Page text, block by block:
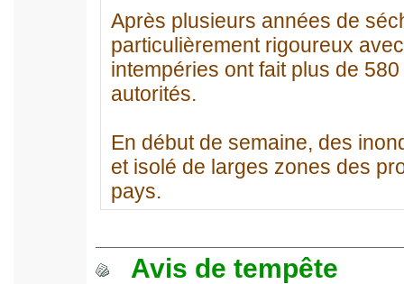
Après plusieurs années de
particulièrement rigoureux
intempéries ont fait plus de
autorités.
En début de semaine, des
et isolé de larges zones des
pays.
Avis de tempête